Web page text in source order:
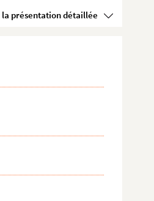
Voir la présentation détaillée